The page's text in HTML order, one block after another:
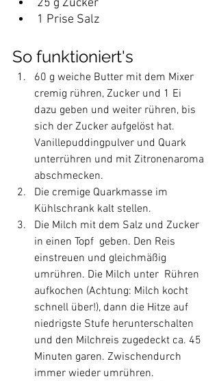
25 g Zucker
1 Prise Salz
So funktioniert's
60 g weiche Butter mit dem Mixer
cremig rühren, Zucker und 1 Ei
dazu geben und weiter rühren, bis
sich der Zucker aufgelöst hat.
Vanillepuddingpulver und Quark
unterrühren und mit Zitronenaroma
abschmecken.
Die cremige Quarkmasse im
Kühlschrank kalt stellen.
Die Milch mit dem Salz und Zucker
in einen Topf  geben. Den Reis
einstreuen und gleichmäßig
umrühren. Die Milch unter  Rühren
aufkochen (Achtung: Milch kocht
schnell über!), dann die Hitze auf
niedrigste Stufe herunterschalten
und den Milchreis zugedeckt ca. 45
Minuten garen. Zwischendurch
immer wieder umrühren.